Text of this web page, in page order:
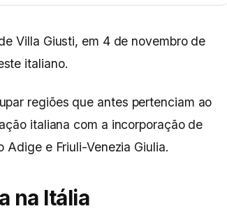
Villa Giusti, em 4 de novembro de
italiano.
regiões que antes pertenciam ao
italiana com a incorporação de
e Friuli-Venezia Giulia.
na Itália